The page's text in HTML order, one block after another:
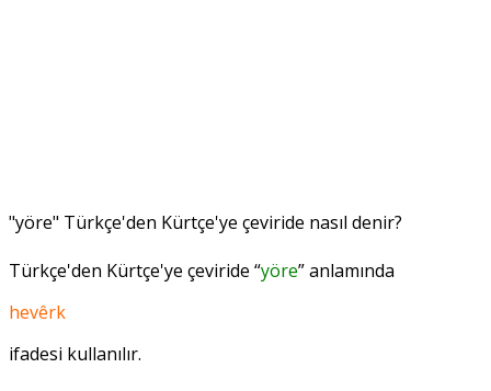
"yöre" Türkçe'den Kürtçe'ye çeviride nasıl denir?
Türkçe'den Kürtçe'ye çeviride “yöre” anlamında
hevêrk
ifadesi kullanılır.